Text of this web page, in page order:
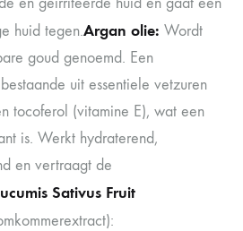
huid tegen.Argan olie: Wordt
goud genoemd. Een
uit essentiele vetzuren
tocoferol (vitamine E), wat een
is. Werkt hydraterend,
en vertraagt de
Sativus Fruit